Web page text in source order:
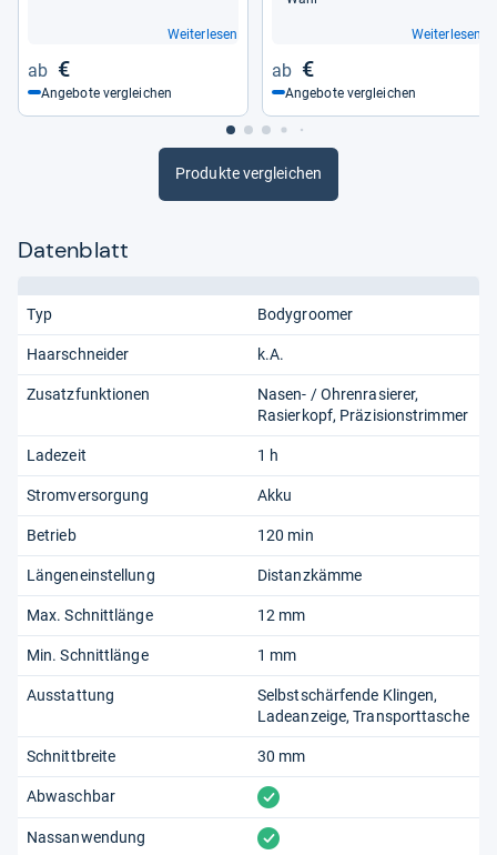
Weiterlesen
€
Angebote vergleichen
Weiterlesen
€
Angebote vergleichen
Produkte vergleichen
Datenblatt
Typ Bodygroomer
Haarschneider k.A.
Zusatzfunktionen
Nasen- / Ohrenrasierer
Rasierkopf Präzisionstrimmer
Ladezeit 1 h
Stromversorgung Akku
Betrieb 120 min
Längeneinstellung Distanzkämme
Max. Schnittlänge 12 mm
Min. Schnittlänge 1 mm
Ausstattung
Selbstschärfende Klingen
Ladeanzeige Transporttasche
Schnittbreite 30 mm
Abwaschbar vorhanden
Nassanwendung vorhanden